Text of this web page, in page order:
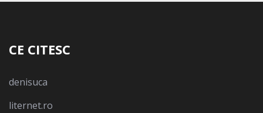
CE CITESC
denisuca
liternet.ro